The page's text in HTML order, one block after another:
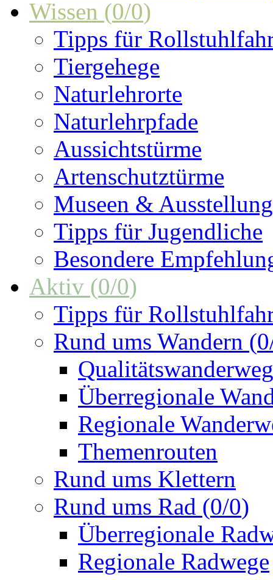
Wissen (0/0)
Tipps für
Tiergehege
Naturlehrorte
Naturlehrpfade
Aussichtstürme
Artenschutztürme
Museen &
Tipps für Jugendliche
Besondere
Aktiv (0/0)
Tipps für
Rund ums Wandern (0
Überregionale
Regionale
Themenrouten
Rund ums Klettern
Rund ums Rad (0/0)
Überregionale
Regionale Radwege